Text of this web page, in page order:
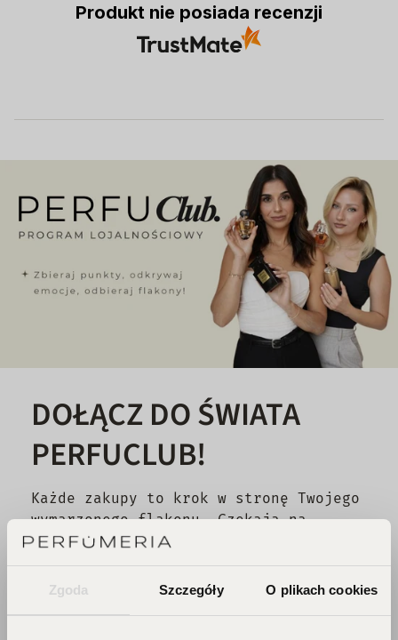
Zgoda Szczegóły O plikach cookies
Produkt nie posiada recenzji
DOŁĄCZ DO ŚWIATA
PERFUCLUB!
Każde zakupy to krok w stronę Twojego
wymarzonego flakonu. Czekają na
Ciebie zniżki i prezenty, których nie
chcesz przegapić!
Zbieraj punkty, odkrywaj emocje,
odbieraj flakony!